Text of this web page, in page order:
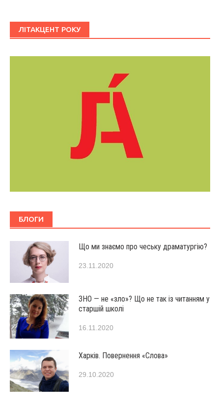
ЛІТАКЦЕНТ РОКУ
БЛОГИ
Що ми знаємо про чеську драматургію?
23.11.2020
ЗНО — не «зло»? Що не так із читанням у
старшій школі
16.11.2020
Харків. Повернення «Слова»
29.10.2020